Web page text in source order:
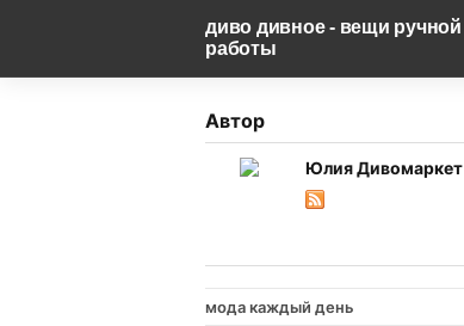
диво дивное - вещи ручной
работы
Автор
Юлия Дивомаркет
мода каждый день